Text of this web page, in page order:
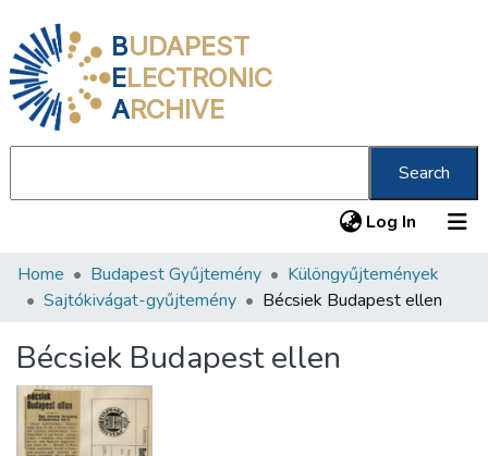
BUDAPEST
ELECTRONIC
ARCHIVE
Search
Log In (current)
Communities & Collections
Statistics
About us
Home Budapest Gyűjtemény
Különgyűjtemények
Sajtókivágat-gyűjtemény
Bécsiek Budapest ellen
Bécsiek Budapest ellen